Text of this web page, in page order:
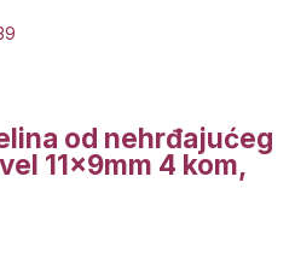
od nehrđajućeg
11x9mm 4 kom,